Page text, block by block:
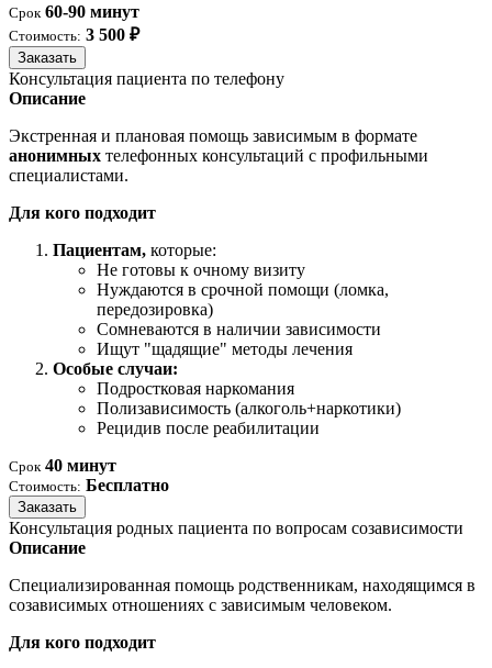
Срок 60-90 минут
Стоимость: 3 500 ₽
Заказать
Консультация пациента по телефону
Описание
Экстренная и плановая помощь зависимым в формате
анонимных телефонных консультаций с профильными
специалистами.
Для кого подходит
Пациентам, которые:
Не готовы к очному визиту
Нуждаются в срочной помощи (ломка,
передозировка)
Сомневаются в наличии зависимости
Ищут "щадящие" методы лечения
Особые случаи:
Подростковая наркомания
Полизависимость (алкоголь+наркотики)
Рецидив после реабилитации
Срок 40 минут
Стоимость: Бесплатно
Заказать
Консультация родных пациента по вопросам созависимости
Описание
Специализированная помощь родственникам, находящимся в
созависимых отношениях с зависимым человеком.
Для кого подходит